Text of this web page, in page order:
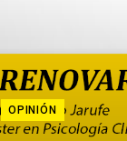
OPINIÓN